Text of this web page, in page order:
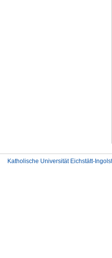
Katholische Universität Eichstätt-